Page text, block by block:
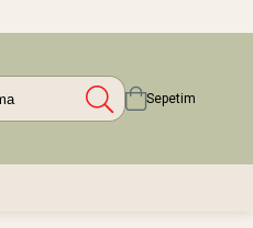
Sepetim